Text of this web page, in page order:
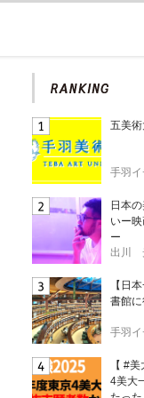
五美
手羽
日本
いー
ー
出川
【日
書館
手羽
【 #
4美大